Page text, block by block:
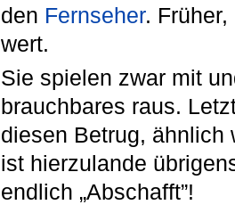
den Fernseher.
wert.
Sie spielen zwar mit
brauchbares raus.
diesen Betrug, ähnlich
ist hierzulande
endlich „Abschafft”!